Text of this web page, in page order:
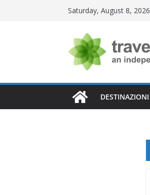
Saturday, August 8, 2026
DESTINAZIONI